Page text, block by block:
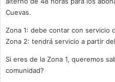
Cuevas.
Zona 1: debe contar con servicio
Zona 2: tendrá servicio a partir
Si eres de la Zona 1, queremos
comunidad?